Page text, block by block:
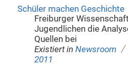
Schüler machen Geschichte
Freiburger
Jugendlichen die
Quellen bei
Existiert in Newsroom /
2011